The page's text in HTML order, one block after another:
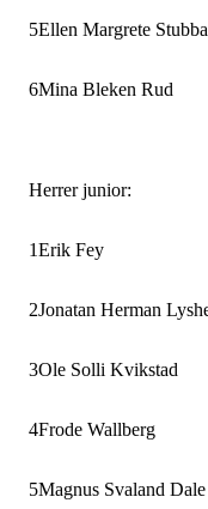
5Ellen Margrete
6Mina Bleken Rud
Herrer junior:
1Erik Fey
2Jonatan Herman
3Ole Solli Kvikstad
4Frode Wallberg
5Magnus Svaland Dale